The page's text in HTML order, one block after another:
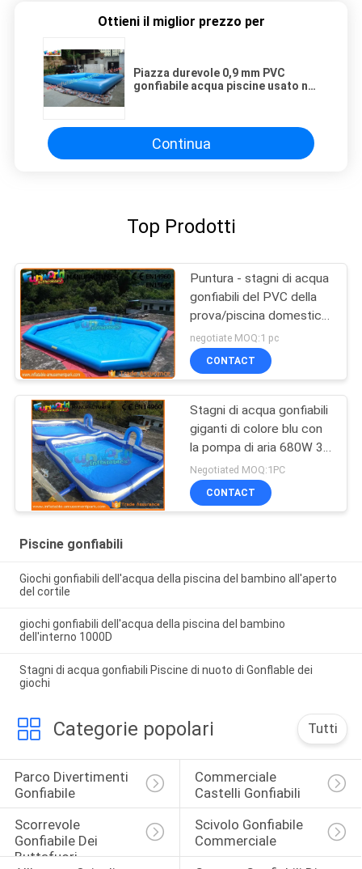
Ottieni il miglior prezzo per
Piazza durevole 0,9 mm PVC
gonfiabile acqua piscine usato nel
Continua
Top Prodotti
Puntura - stagni di acqua
gonfiabili del PVC della
prova/piscina domestica
di esplosione dell'iarda
negotiate MOQ:1 pc
CONTACT
Stagni di acqua gonfiabili
giganti di colore blu con
la pompa di aria 680W 3
anni di garanzia
Negotiated MOQ:1PC
CONTACT
Piscine gonfiabili
Giochi gonfiabili dell'acqua della piscina del bambino all'aperto
del cortile
giochi gonfiabili dell'acqua della piscina del bambino
dell'interno 1000D
Stagni di acqua gonfiabili Piscine di nuoto di Gonflable dei
giochi
Categorie popolari Tutti
Parco Divertimenti
Gonfiabile
Commerciale
Castelli Gonfiabili
Scorrevole
Gonfiabile Dei
Buttafuori
Scivolo Gonfiabile
Commerciale